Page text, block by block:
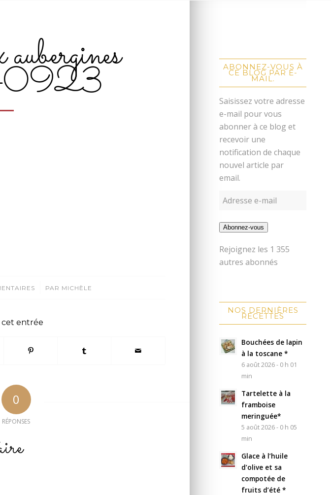
/ PAR MICHÈLE
cet entrée
0
RÉPONSES
ABONNEZ-VOUS À
CE BLOG PAR E-
MAIL.
Saisissez votre adresse
e-mail pour vous
abonner à ce blog et
recevoir une
notification de chaque
nouvel article par
email.
Abonnez-vous
Rejoignez les 1 355
autres abonnés
NOS DERNIÈRES
RECETTES
Bouchées de lapin
à la toscane *
6 août 2026 - 0 h 01
min
Tartelette à la
framboise
meringuée*
5 août 2026 - 0 h 05
min
Glace à l’huile
d’olive et sa
compotée de
fruits d’été *